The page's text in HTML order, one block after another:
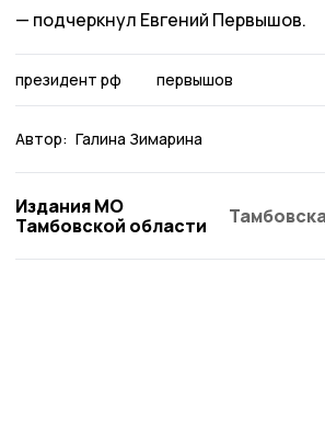
подчеркнул Евгений Первышов.
президент рф первышов
Автор: Галина Зимарина
Издания МО
Тамбовской области